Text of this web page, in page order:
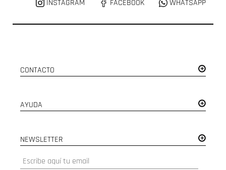
INSTAGRAM
FACEBOOK WHATSAPP
CONTACTO
AYUDA
NEWSLETTER